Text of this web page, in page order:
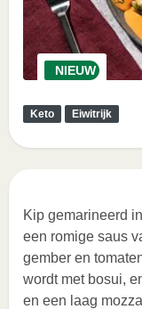
NIEUW
Keto Eiwitrijk
Kip gemarineerd
een romige saus
gember en
wordt met bosui,
en een laag